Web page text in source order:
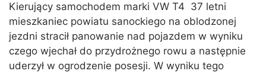
Kierujący samochodem marki VW T4 37 letni
mieszkaniec powiatu sanockiego na oblodzonej
jezdni stracił panowanie nad pojazdem w wyniku
czego wjechał do przydrożnego rowu a następnie
uderzył w ogrodzenie posesji. W wyniku tego